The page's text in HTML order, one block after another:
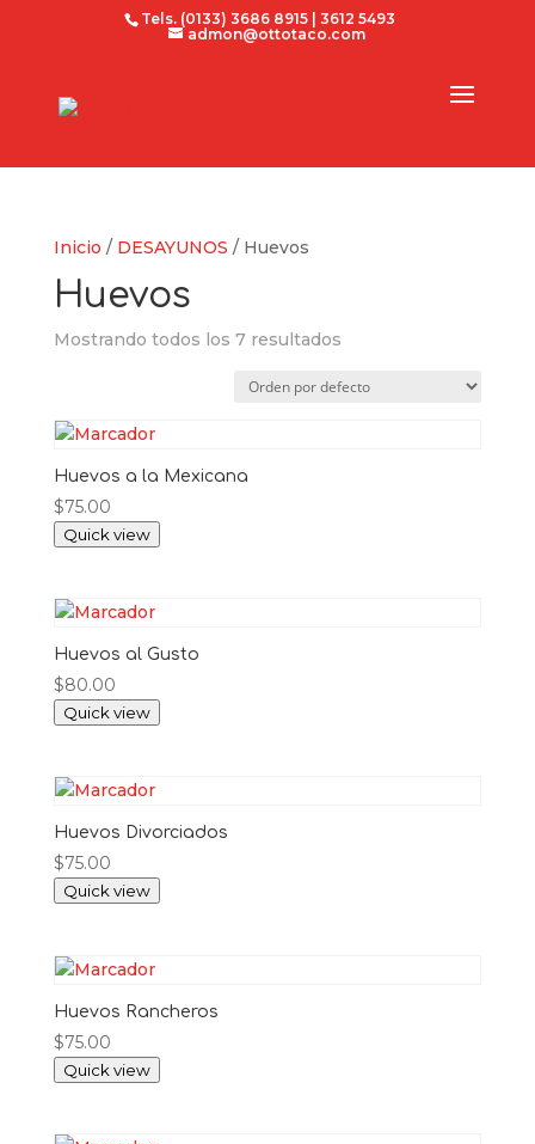
Tels. (0133) 3686 8915 | 3612 5493
admon@ottotaco.com
Inicio / DESAYUNOS / Huevos
Huevos
Mostrando todos los 7 resultados
Huevos a la Mexicana
$75.00
Quick view
Huevos al Gusto
$80.00
Quick view
Huevos Divorciados
$75.00
Quick view
Huevos Rancheros
$75.00
Quick view